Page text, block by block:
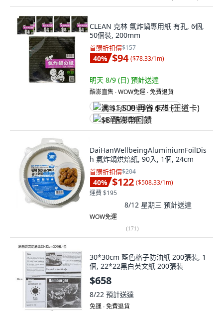
CLEAN 克林 氣炸鍋專用紙 有孔, 6個,
50個裝, 200mm
首購折扣價$157
40% $94 ($78.33/1m)
明天 8/9 (日) 預計送達
酷澎直售 ∙ WOW免運 ∙ 免費退貨
满 $1,500 再省 $75 (王道卡)
$8 酷澎幣回饋
DaiHanWellbeingAluminiumFoilDis
h 氣炸鍋烘焙紙, 90入, 1個, 24cm
首購折扣價$204
40% $122 ($508.33/1m)
運費 $195
8/12 星期三 預計送達
WOW免運
(171)
30*30cm 藍色格子防油紙 200張裝, 1
個, 22*22黑白英文紙 200張裝
$658
8/22 預計送達
免運 ∙ 免費退貨